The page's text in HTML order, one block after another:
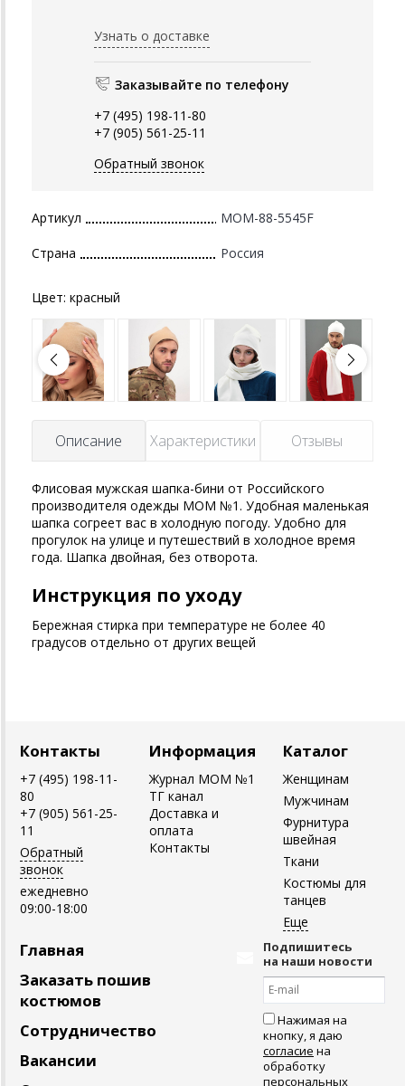
Узнать о доставке
Заказывайте по телефону
+7 (495) 198-11-80
+7 (905) 561-25-11
Обратный звонок
Артикул MOM-88-5545F
Страна Россия
Цвет: красный
Описание Характеристики Отзывы
Флисовая мужская шапка-бини от Российского
производителя одежды MOM №1. Удобная маленькая
шапка согреет вас в холодную погоду. Удобно для
прогулок на улице и путешествий в холодное время
года. Шапка двойная, без отворота.
Инструкция по уходу
Бережная стирка при температуре не более 40
градусов отдельно от других вещей
Контакты
+7 (495) 198-11-
80
+7 (905) 561-25-
11
Обратный
звонок
ежедневно
09:00-18:00
Информация
Журнал MOM №1
ТГ канал
Доставка и
оплата
Контакты
Каталог
Женщинам
Мужчинам
Фурнитура
швейная
Ткани
Костюмы для
танцев
Главная
Заказать пошив
костюмов
Сотрудничество
Вакансии
Подпишитесь
на наши новости
Нажимая на
кнопку, я даю
согласие на
обработку
персональных